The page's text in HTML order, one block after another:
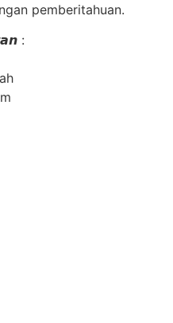
pemberitahuan.
: